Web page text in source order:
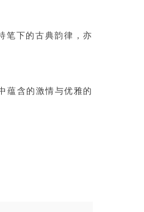
笔下的古典韵律，亦
蕴含的激情与优雅的